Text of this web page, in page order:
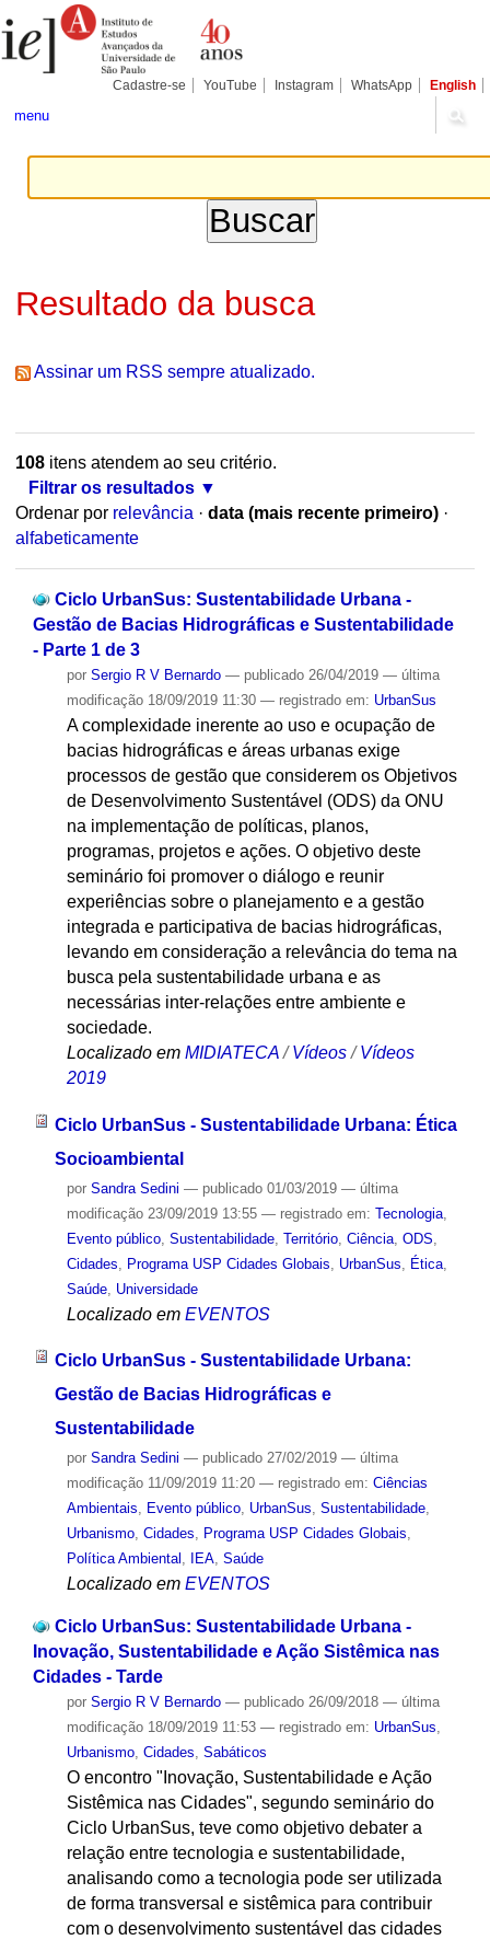
para
conteúdo.
Pessoais
Cadastre-se YouTube Instagram WhatsApp English
menu
Resultado da busca
Assinar um RSS sempre atualizado.
108itens atendem ao seu critério.
Filtrar os resultados
Ordenar por relevância · data (mais recente primeiro) ·
alfabeticamente
Ciclo UrbanSus: Sustentabilidade Urbana -
Gestão de Bacias Hidrográficas e Sustentabilidade
- Parte 1 de 3
por Sergio R V Bernardo — publicado26/04/2019 — última
modificação18/09/2019 11:30 — registrado em: UrbanSus
A complexidade inerente ao uso e ocupação de
bacias hidrográficas e áreas urbanas exige
processos de gestão que considerem os Objetivos
de Desenvolvimento Sustentável (ODS) da ONU
na implementação de políticas, planos,
programas, projetos e ações. O objetivo deste
seminário foi promover o diálogo e reunir
experiências sobre o planejamento e a gestão
integrada e participativa de bacias hidrográficas,
levando em consideração a relevância do tema na
busca pela sustentabilidade urbana e as
necessárias inter-relações entre ambiente e
sociedade.
Localizado em MIDIATECA /Vídeos /Vídeos
2019
Ciclo UrbanSus - Sustentabilidade Urbana: Ética
Socioambiental
por Sandra Sedini — publicado01/03/2019 — última
modificação23/09/2019 13:55 — registrado em: Tecnologia,
Evento público, Sustentabilidade, Território, Ciência, ODS
Cidades
Programa USP Cidades Globais UrbanSus Ética,
Saúde, Universidade
Localizado em EVENTOS
Ciclo UrbanSus - Sustentabilidade Urbana:
Gestão de Bacias Hidrográficas e
Sustentabilidade
por Sandra Sedini — publicado27/02/2019 — última
modificação11/09/2019 11:20 — registrado em: Ciências
Ambientais, Evento público, UrbanSus, Sustentabilidade,
Urbanismo, Cidades, Programa USP Cidades Globais,
Política Ambiental , IEA, Saúde
Localizado em EVENTOS
Ciclo UrbanSus: Sustentabilidade Urbana -
Inovação, Sustentabilidade e Ação Sistêmica nas
Cidades - Tarde
por Sergio R V Bernardo — publicado26/09/2018 — última
modificação18/09/2019 11:53 — registrado em: UrbanSus,
Urbanismo, Cidades, Sabáticos
O encontro "Inovação, Sustentabilidade e Ação
Sistêmica nas Cidades", segundo seminário do
Ciclo UrbanSus, teve como objetivo debater a
relação entre tecnologia e sustentabilidade,
analisando como a tecnologia pode ser utilizada
de forma transversal e sistêmica para contribuir
com o desenvolvimento sustentável das cidades